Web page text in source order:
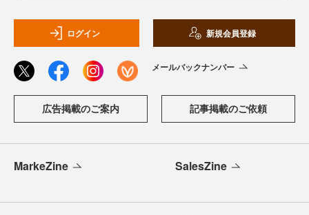
ログイン 新規会員登録
メールバックナンバー
広告掲載のご案内 記事掲載のご依頼
MarkeZine SalesZine